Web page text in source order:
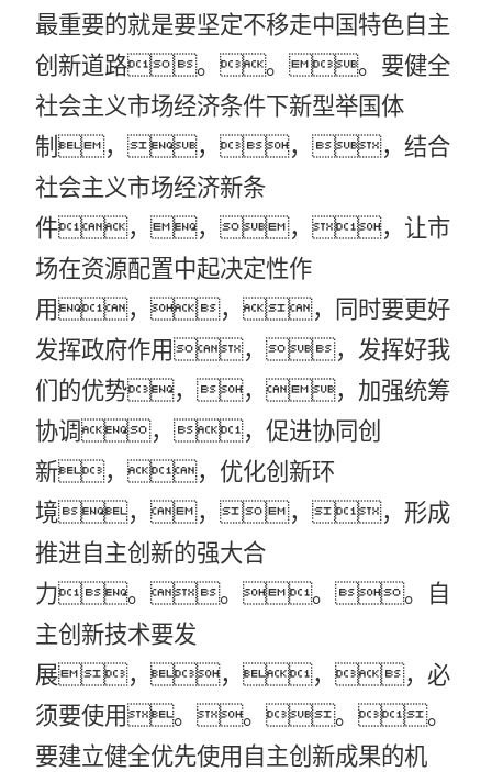
最重要的就是要坚定不移走中国特色自主
创新道路。。。要健全
社会主义市场经济条件下新型举国体
制，，，，结合
社会主义市场经济新条
件，，，，让市
场在资源配置中起决定性作
用，，，同时要更好
发挥政府作用，，发挥好我
们的优势，，，加强统筹
协调，，促进协同创
新，，优化创新环
境，，，，形成
推进自主创新的强大合
力。。。。自
主创新技术要发
展，，，，必
须要使用。。。。
要建立健全优先使用自主创新成果的机